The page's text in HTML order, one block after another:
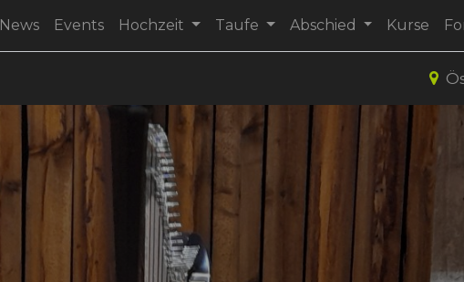
News Events Hochzeit Taufe Abschied Kurse